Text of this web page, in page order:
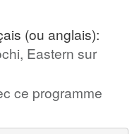
(ou anglais):
Eastern sur
ce programme